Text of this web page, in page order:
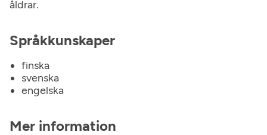
åldrar.
Språkkunskaper
finska
svenska
engelska
Mer information